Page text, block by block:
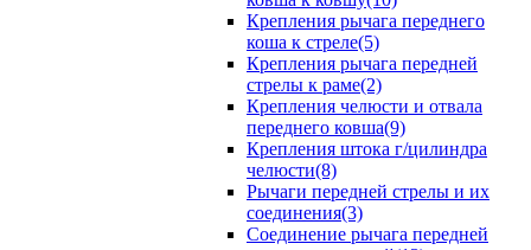
Крепления рычага переднего
коша к стреле(5)
Крепления рычага передней
стрелы к раме(2)
Крепления челюсти и отвала
переднего ковша(9)
Крепления штока г/цилиндра
челюсти(8)
Рычаги передней стрелы и их
соединения(3)
Соединение рычага передней